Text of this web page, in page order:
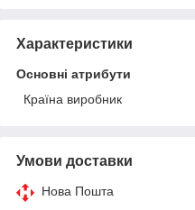
Характеристики
Основні атрибути
Країна виробник
Умови доставки
Нова Пошта